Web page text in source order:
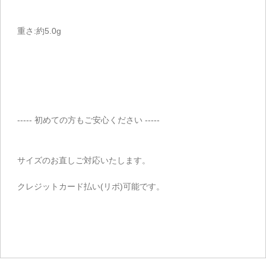
重さ:約5.0g
----- 初めての方もご安心ください -----
サイズのお直しご対応いたします。
クレジットカード払い(リボ)可能です。